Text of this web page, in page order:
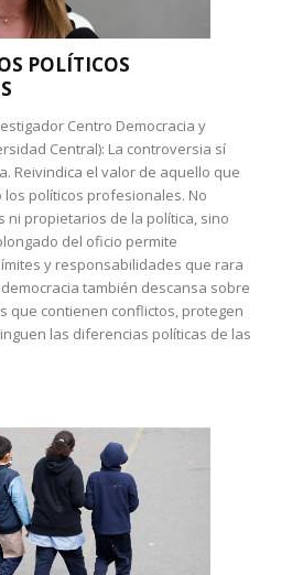
POLÍTICOS
Centro Democracia y
Central): La controversia sí
Reivindica el valor de aquello que
políticos profesionales. No
ni propietarios de la política, sino
del oficio permite
y responsabilidades que rara
también descansa sobre
que contienen conflictos, protegen
las diferencias políticas de las